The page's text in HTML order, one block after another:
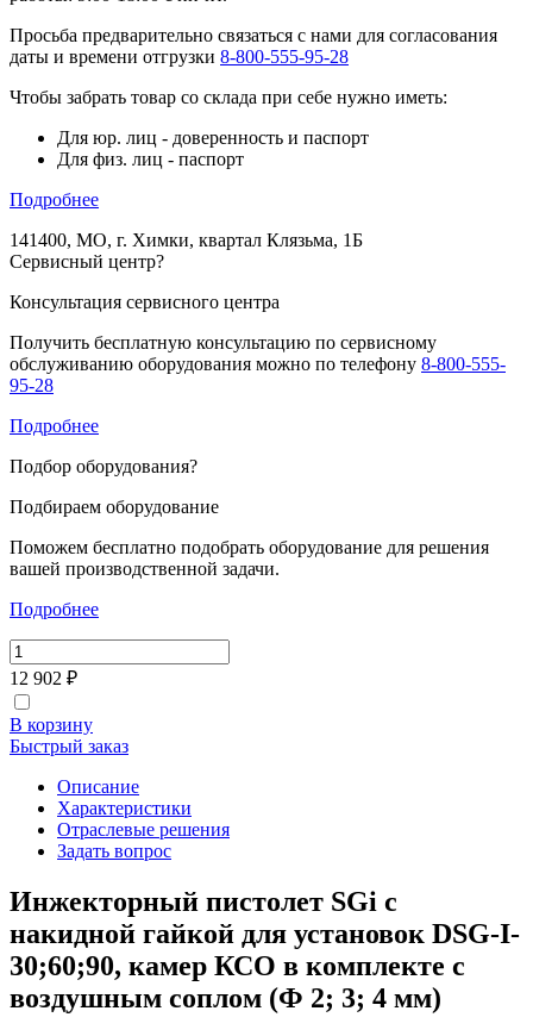
Просьба предварительно связаться с нами для согласования
даты и времени отгрузки 8-800-555-95-28
Чтобы забрать товар со склада при себе нужно иметь:
Для юр. лиц - доверенность и паспорт
Для физ. лиц - паспорт
Подробнее
141400, МО, г. Химки, квартал Клязьма, 1Б
Сервисный центр?
Консультация сервисного центра
Получить бесплатную консультацию по сервисному
обслуживанию оборудования можно по телефону 8-800-555-
95-28
Подробнее
Подбор оборудования?
Подбираем оборудование
Поможем бесплатно подобрать оборудование для решения
вашей производственной задачи.
Подробнее
12 902 ₽
В корзину
Быстрый заказ
Описание
Характеристики
Отраслевые решения
Задать вопрос
Инжекторный пистолет SGi с
накидной гайкой для установок DSG-I-
30;60;90, камер КСО в комплекте с
воздушным соплом (Ф 2; 3; 4 мм)